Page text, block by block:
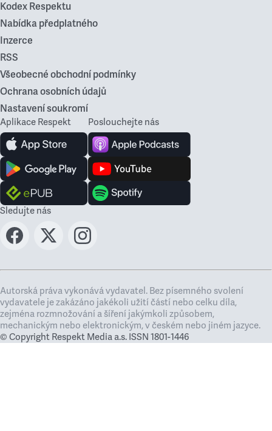
Kodex Respektu
Nabídka předplatného
Inzerce
RSS
Všeobecné obchodní podmínky
Ochrana osobních údajů
Nastavení soukromí
Aplikace Respekt Poslouchejte nás
Sledujte nás
Autorská práva vykonává vydavatel. Bez písemného svolení
vydavatele je zakázáno jakékoli užití částí nebo celku díla,
zejména rozmnožování a šíření jakýmkoli způsobem,
mechanickým nebo elektronickým, v českém nebo jiném jazyce.
© Copyright Respekt Media a.s. ISSN 1801-1446